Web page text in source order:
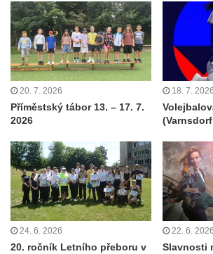
20. 7. 2026
Příměstský tábor 13. – 17. 7.
2026
18. 7. 2026
24. 6. 2026
20. ročník Letního přeboru v
22. 6. 2026
Slavnosti